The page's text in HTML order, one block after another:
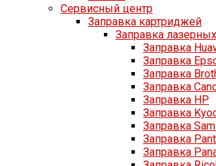
Сервисный центр
Заправка картриджей
Заправка
Заправка
Заправка
Заправка
Заправка
Заправка HP
Заправка
Заправка
Заправка
Заправка